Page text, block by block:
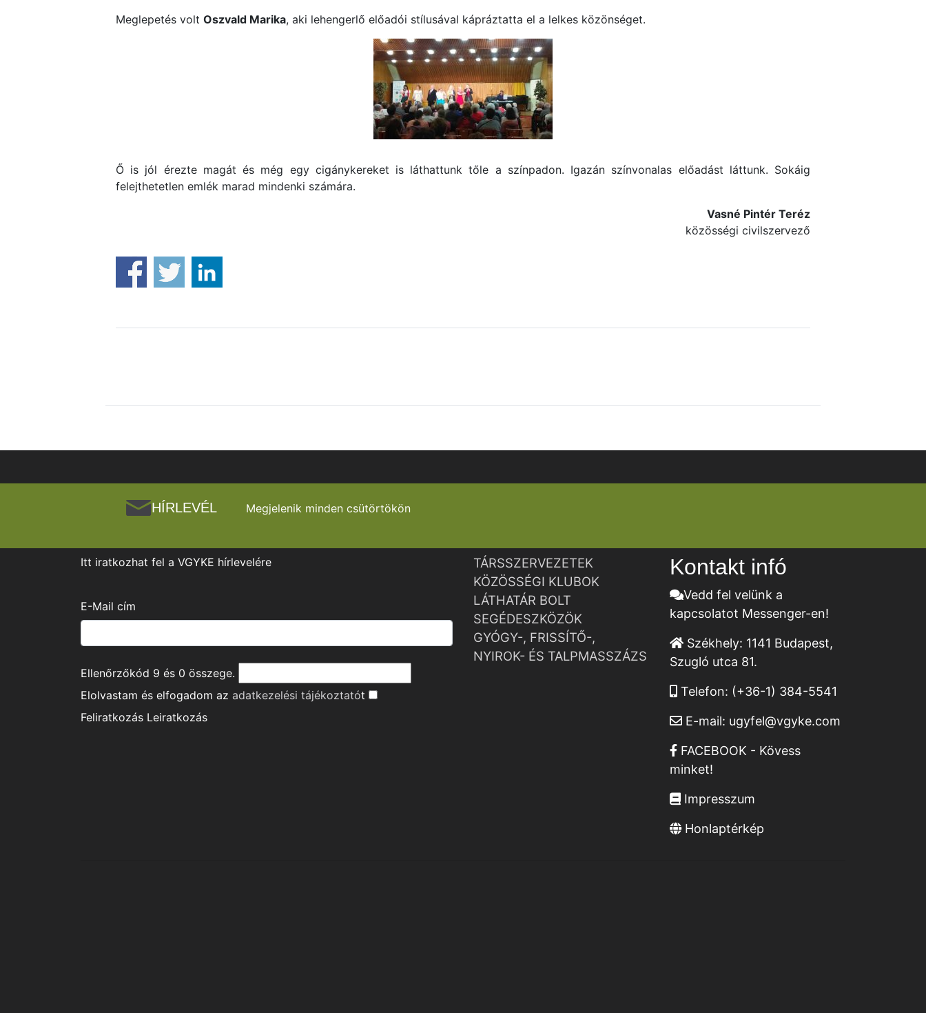
Meglepetés volt Oszvald Marika, aki lehengerlő előadói stílusával kápráztatta el a lelkes közönséget.
Ő is jól érezte magát és még egy cigánykereket is láthattunk tőle a színpadon. Igazán színvonalas előadást láttunk. Sokáig
felejthetetlen emlék marad mindenki számára.
Vasné Pintér Teréz
közösségi civilszervező
HÍRLEVÉL Megjelenik minden csütörtökön
Itt iratkozhat fel a VGYKE hírlevelére
E-Mail cím
Ellenőrzőkód 9 és 0 összege.
Elolvastam és elfogadom az adatkezelési tájékoztatót
Feliratkozás Leiratkozás
TÁRSSZERVEZETEK
KÖZÖSSÉGI KLUBOK
LÁTHATÁR BOLT
SEGÉDESZKÖZÖK
GYÓGY-, FRISSÍTŐ-,
NYIROK- ÉS TALPMASSZÁZS
Kontakt infó
Vedd fel velünk a
kapcsolatot Messenger-en!
Székhely: 1141 Budapest,
Szugló utca 81.
Telefon: (+36-1) 384-5541
E-mail: ugyfel@vgyke.com
FACEBOOK - Kövess
minket!
Impresszum
Honlaptérkép